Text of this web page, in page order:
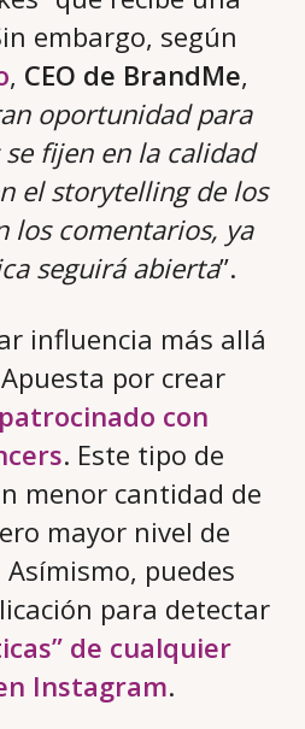
embargo, según
, CEO de BrandMe,
oportunidad para
fijen en la calidad
el storytelling de los
los comentarios, ya
seguirá abierta”.
influencia más allá
por crear
con
. Este tipo de
menor cantidad de
mayor nivel de
puedes
para detectar
de cualquier
Instagram.